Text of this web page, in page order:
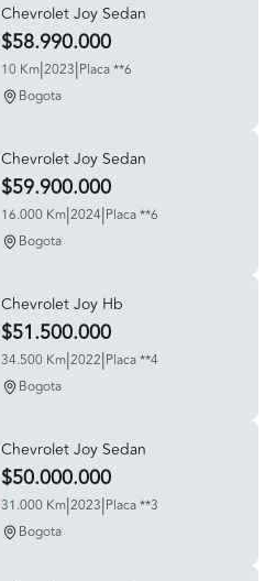
Chevrolet Joy Sedan
$58.990.000
10 Km|2023|Placa **6
Bogota
Chevrolet Joy Sedan
$59.900.000
16.000 Km|2024|Placa **6
Bogota
Chevrolet Joy Hb
$51.500.000
34.500 Km|2022|Placa **4
Bogota
Chevrolet Joy Sedan
$50.000.000
31.000 Km|2023|Placa **3
Bogota